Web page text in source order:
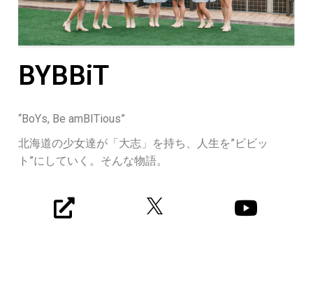
BYBBiT
“BoYs, Be amBITious”
北海道の少女達が「大志」を持ち、人生を”ビビッ
ト”にしていく。そんな物語。